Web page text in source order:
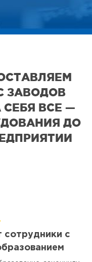
ЗАВОДОВ
ВСЕ —
ДО
сотрудники с